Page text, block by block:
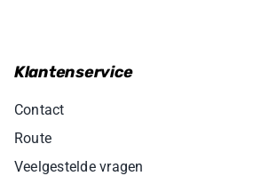
Klantenservice
Contact
Route
Veelgestelde vragen